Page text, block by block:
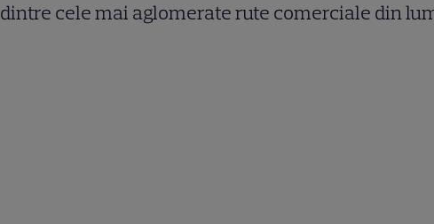
dintre cele mai aglomerate rute comerciale din